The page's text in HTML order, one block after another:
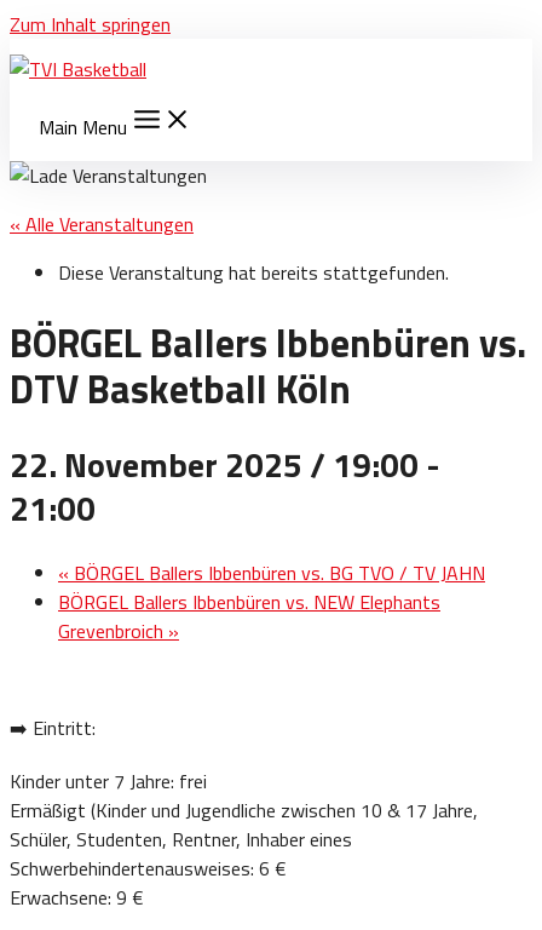
Zum Inhalt springen
Main Menu
« Alle Veranstaltungen
Diese Veranstaltung hat bereits stattgefunden.
BÖRGEL Ballers Ibbenbüren vs.
DTV Basketball Köln
22. November 2025 / 19:00 -
21:00
« BÖRGEL Ballers Ibbenbüren vs. BG TVO / TV JAHN
BÖRGEL Ballers Ibbenbüren vs. NEW Elephants
Grevenbroich »
➡️ Eintritt:
Kinder unter 7 Jahre: frei
Ermäßigt (Kinder und Jugendliche zwischen 10 & 17 Jahre,
Schüler, Studenten, Rentner, Inhaber eines
Schwerbehindertenausweises: 6 €
Erwachsene: 9 €